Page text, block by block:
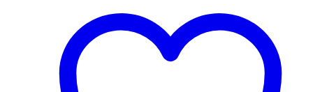
options